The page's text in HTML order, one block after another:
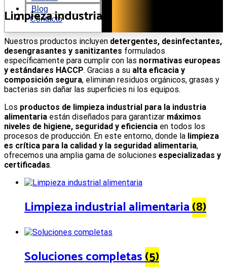
Blog
Contacto
contenido
Limpieza industrial
Nuestros productos incluyen detergentes, desinfectantes,
desengrasantes y sanitizantes formulados
específicamente para cumplir con las normativas europeas
y estándares HACCP. Gracias a su alta eficacia y
composición segura, eliminan residuos orgánicos, grasas y
bacterias sin dañar las superficies ni los equipos.
Los productos de limpieza industrial para la industria
alimentaria están diseñados para garantizar máximos
niveles de higiene, seguridad y eficiencia en todos los
procesos de producción. En este entorno, donde la limpieza
es crítica para la calidad y la seguridad alimentaria,
ofrecemos una amplia gama de soluciones especializadas y
certificadas.
Limpieza industrial alimentaria(8)
Soluciones completas(5)